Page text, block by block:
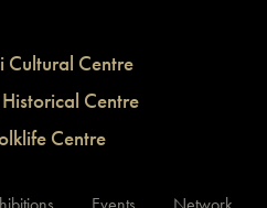
Cultural Centre
Centre
Centre